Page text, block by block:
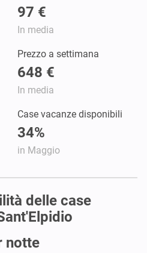
97 €
In media
Prezzo a settimana
648 €
In media
Case vacanze disponibili
34%
in Maggio
delle case
notte